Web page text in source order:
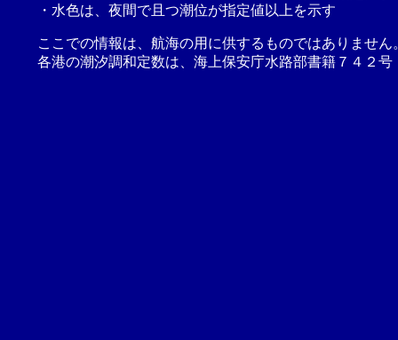
・水色は、夜間で且つ潮位が指定値以上を示す
ここでの情報は、航海の用に供するものではありませ
各港の潮汐調和定数は、海上保安庁水路部書籍７４２